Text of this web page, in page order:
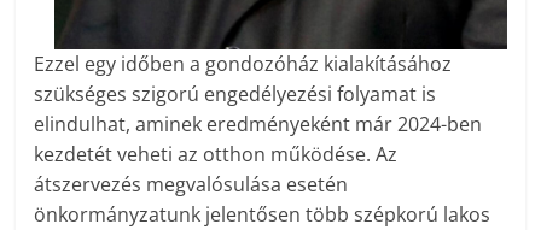
Ezzel egy időben a gondozóház kialakításához
szükséges szigorú engedélyezési folyamat is
elindulhat, aminek eredményeként már 2024-ben
kezdetét veheti az otthon működése. Az
átszervezés megvalósulása esetén
önkormányzatunk jelentősen több szépkorú lakos